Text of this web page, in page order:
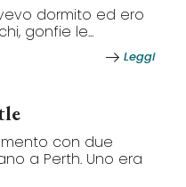
dormito ed ero
gonfie le...
Leggi
con due
a Perth. Uno era